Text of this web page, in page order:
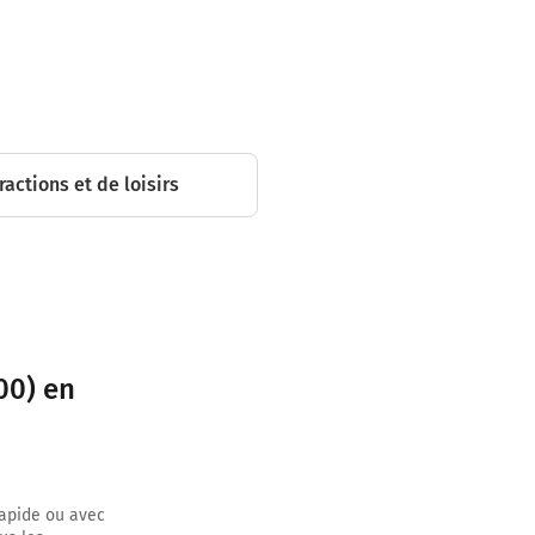
sur 1,1
et de loisirs
en
ou avec